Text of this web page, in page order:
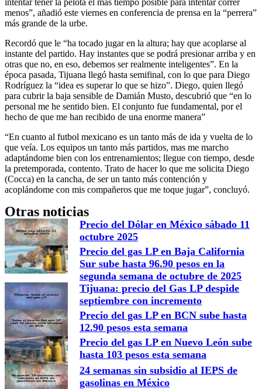
intentar tener la pelota el más tiempo posible para intentar correr
menos”, añadió este viernes en conferencia de prensa en la “perrera”
más grande de la urbe.
Recordó que le “ha tocado jugar en la altura; hay que acoplarse al
instante del partido. Hay instantes que se podrá presionar arriba y en
otras que no, en eso, debemos ser realmente inteligentes”. En la
época pasada, Tijuana llegó hasta semifinal, con lo que para Diego
Rodríguez la “idea es superar lo que se hizo”. Diego, quien llegó
para cubrir la baja sensible de Damián Musto, descubrió que “en lo
personal me he sentido bien. El conjunto fue fundamental, por el
hecho de que me han recibido de una enorme manera”
“En cuanto al futbol mexicano es un tanto más de ida y vuelta de lo
que veía. Los equipos un tanto más partidos, mas me marcho
adaptándome bien con los entrenamientos; llegue con tiempo, desde
la pretemporada, contento. Trato de hacer lo que me solicita Diego
(Cocca) en la cancha, de ser un tanto más contención y
acoplándome con mis compañeros que me toque jugar”, concluyó.
Otras noticias
Precio del Dólar en México sábado 11
octubre 2025
Precio del gas LP en Baja California
Sur sube hasta 96.90 pesos en la
segunda semana de octubre de 2025
Tijuana: precio del Gas LP despide
septiembre con incremento
Precio del gas LP en BCN sube hasta
12.90 pesos esta semana
Precio del gas LP en Nuevo León sube
hasta 103 pesos esta semana
24 semanas sin subsidio al IEPS de
gasolinas en México